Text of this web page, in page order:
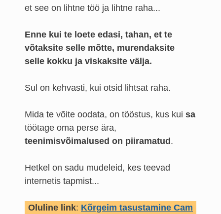
et see on lihtne töö ja lihtne raha...
Enne kui te loete edasi, tahan, et te
võtaksite selle mõtte, murendaksite
selle kokku ja viskaksite välja.
Sul on kehvasti, kui otsid lihtsat raha.
Mida te võite oodata, on tööstus, kus kui sa
töötage oma perse ära,
teenimisvõimalused on piiramatud .
Hetkel on sadu mudeleid, kes teevad
internetis tapmist...
Oluline link: Kõrgeim tasustamine Cam